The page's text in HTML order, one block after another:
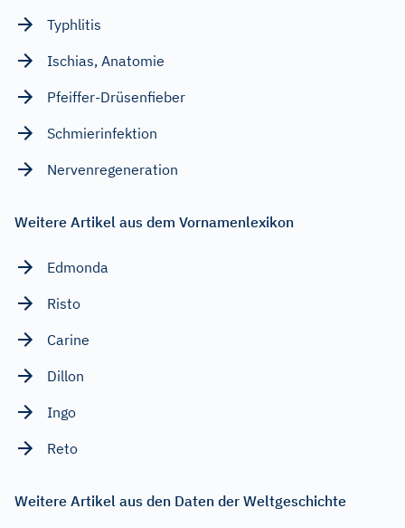
Typhlitis
Ischias, Anatomie
Pfeiffer-Drüsenfieber
Schmierinfektion
Nervenregeneration
Weitere Artikel aus dem Vornamenlexikon
Edmonda
Risto
Carine
Dillon
Ingo
Reto
Weitere Artikel aus den Daten der Weltgeschichte